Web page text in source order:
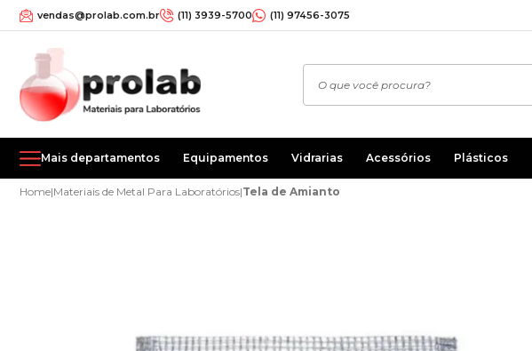
vendas@prolab.com.br (11) 3939-5700 (11) 97456-3075
Mais departamentos Equipamentos Vidrarias Acessórios Plásticos
Home|Materiais de Metal Para Laboratórios|Tela de Amianto